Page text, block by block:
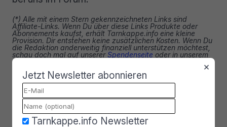
(*) Alle mit einem Stern gekennzeichneten Links sind
Affiliate-Links. Wenn Du über diese Links Produkte oder
Abonnements kaufst, erhält Tarnkappe.info eine kleine
Provision. Dir entstehen keine zusätzlichen Kosten. Wenn Du
die Redaktion anderweitig finanziell unterstützen möchtest,
schau doch mal auf unsererSpendenseite oder in unserem
Online-Shop
2 Kommentare lesen
Mehr zu dem Thema
×
Jetzt Newsletter abonnieren
Tarnkappe.info Newsletter